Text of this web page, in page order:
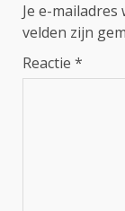
Je e-
velden zijn
Reactie *